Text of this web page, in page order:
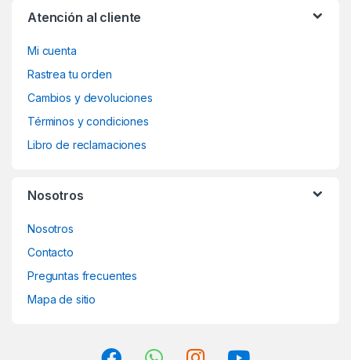
Atención al cliente
Mi cuenta
Rastrea tu orden
Cambios y devoluciones
Términos y condiciones
Libro de reclamaciones
Nosotros
Nosotros
Contacto
Preguntas frecuentes
Mapa de sitio